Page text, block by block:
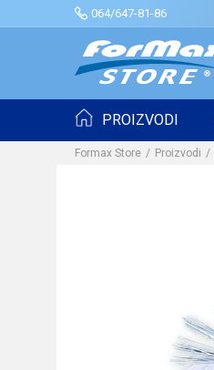
064/647-81-86
PROIZVODI
Formax Store Proizvodi